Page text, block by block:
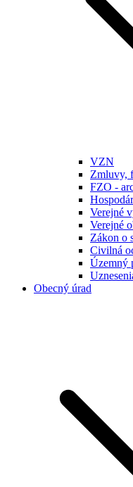
VZN
Zmluvy,
FZO -
Verejné
Verejné
Zákon o
Civilná
Územný
Obecný úrad